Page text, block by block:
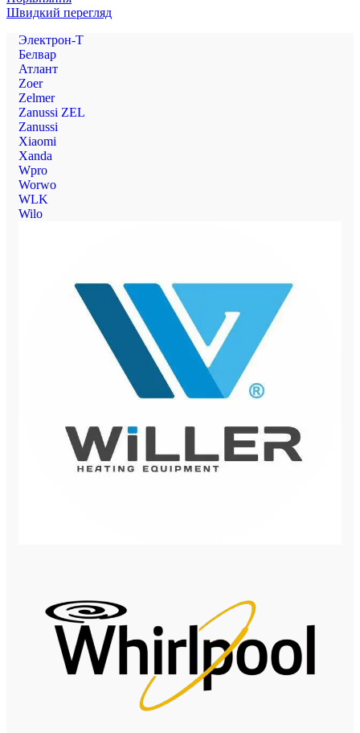
Швидкий перегляд
Электрон-Т
Белвар
Атлант
Zoer
Zelmer
Zanussi ZEL
Zanussi
Xiaomi
Xanda
Wpro
Worwo
WLK
Wilo